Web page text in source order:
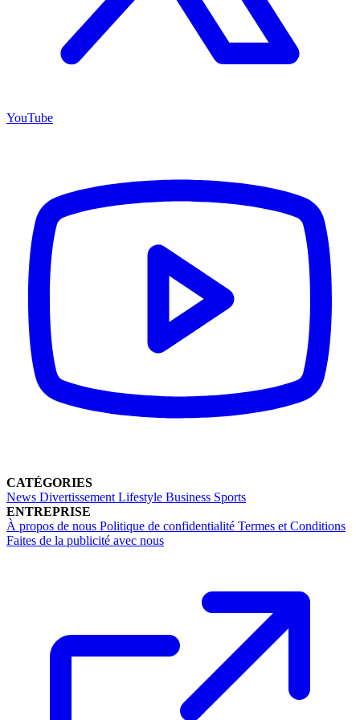
YouTube
CATÉGORIES
News Divertissement Lifestyle Business Sports
ENTREPRISE
À propos de nous Politique de confidentialité Termes et Conditions
Faites de la publicité avec nous